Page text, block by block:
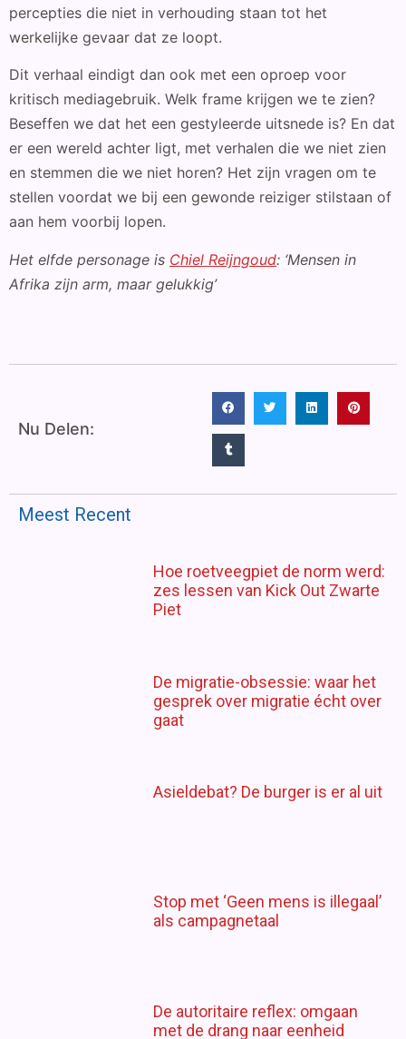
percepties die niet in verhouding staan tot het
werkelijke gevaar dat ze loopt.
Dit verhaal eindigt dan ook met een oproep voor
kritisch mediagebruik. Welk frame krijgen we te zien?
Beseffen we dat het een gestyleerde uitsnede is? En dat
er een wereld achter ligt, met verhalen die we niet zien
en stemmen die we niet horen? Het zijn vragen om te
stellen voordat we bij een gewonde reiziger stilstaan of
aan hem voorbij lopen.
Het elfde personage is Chiel Reijngoud: ‘Mensen in
Afrika zijn arm, maar gelukkig’
Nu Delen:
Meest Recent
Hoe roetveegpiet de norm werd:
zes lessen van Kick Out Zwarte
Piet
De migratie-obsessie: waar het
gesprek over migratie écht over
gaat
Asieldebat? De burger is er al uit
Stop met ‘Geen mens is illegaal’
als campagnetaal
De autoritaire reflex: omgaan
met de drang naar eenheid